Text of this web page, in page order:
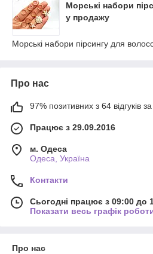
Морські набори
у продажу
Морські набори пірсингу для
Про нас
97% позитивних з 64 відгуків за
Працює з 29.09.2016
м. Одеса
Одеса, Україна
Контакти
Сьогодні працює з 09:00 до
Показати весь графік
Про нас